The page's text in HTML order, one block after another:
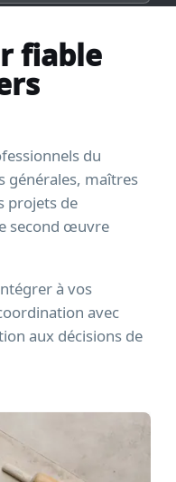
fiable
du
générales, maîtres
projets de
second œuvre
à vos
avec
aux décisions de